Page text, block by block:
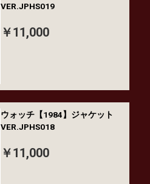
VER.JPHS019
￥11,000
ウォッチ【1984】ジャケット
VER.JPHS018
￥11,000